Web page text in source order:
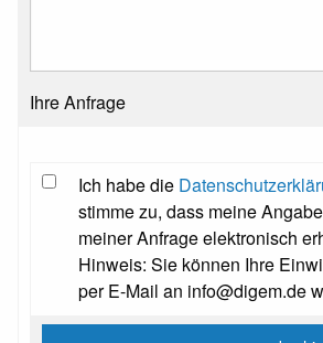
Ihre Anfrage
Ich habe die
stimme zu, dass meine
meiner Anfrage elektronisch
Hinweis: Sie können Ihre
per E-Mail an info@digem.de